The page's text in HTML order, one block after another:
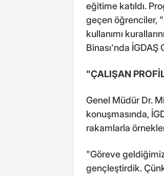
eğitime katıldı.
geçen öğrenciler,
kullanımı
Binası'nda
"ÇALIŞAN
Genel Müdür Dr.
konuşmasında,
rakamlarla
"Göreve
gençleştirdik.